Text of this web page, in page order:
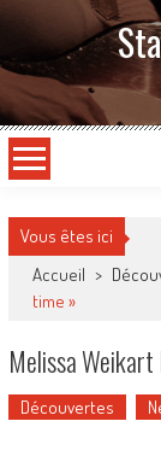
Vous êtes ici
Accueil >
time »
Melissa
Découvertes